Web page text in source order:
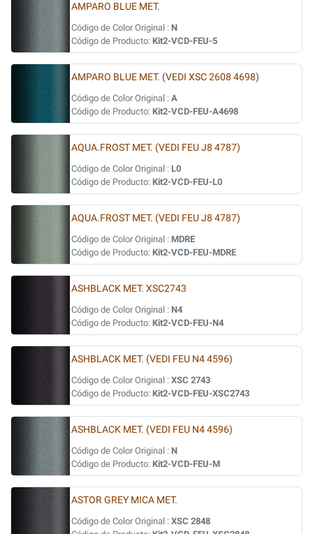
AMPARO BLUE MET.
Código de Color Original : N
Código de Producto: Kit2-VCD-FEU-5
AMPARO BLUE MET. (VEDI XSC 2608 4698)
Código de Color Original : A
Código de Producto: Kit2-VCD-FEU-A4698
AQUA.FROST MET. (VEDI FEU J8 4787)
Código de Color Original : L0
Código de Producto: Kit2-VCD-FEU-L0
AQUA.FROST MET. (VEDI FEU J8 4787)
Código de Color Original : MDRE
Código de Producto: Kit2-VCD-FEU-MDRE
ASHBLACK MET. XSC2743
Código de Color Original : N4
Código de Producto: Kit2-VCD-FEU-N4
ASHBLACK MET. (VEDI FEU N4 4596)
Código de Color Original : XSC 2743
Código de Producto: Kit2-VCD-FEU-XSC2743
ASHBLACK MET. (VEDI FEU N4 4596)
Código de Color Original : N
Código de Producto: Kit2-VCD-FEU-M
ASTOR GREY MICA MET.
Código de Color Original : XSC 2848